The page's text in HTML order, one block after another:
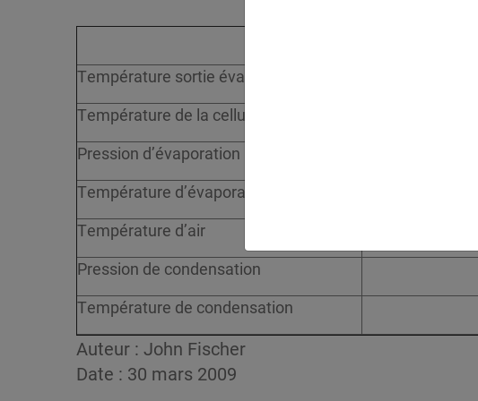
Température sortie évaporateur
Température de la cellule
Pression d’évaporation
Température d’évaporation
Température d’air
Pression de condensation
Température de condensation
Auteur : John Fischer
Date : 30 mars 2009